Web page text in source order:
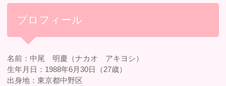
プロフィール
名前：中尾 明慶（ナカオ アキヨシ）
生年月日：1988年6月30日（27歳）
出身地：東京都中野区